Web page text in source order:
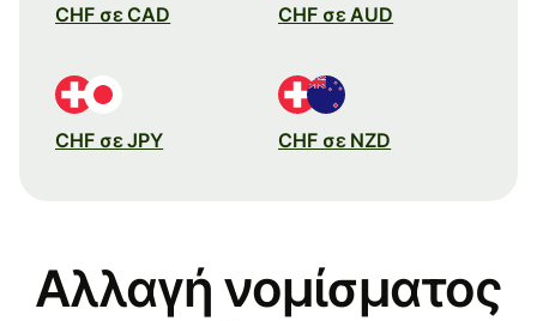
CHF σε CAD CHF σε AUD
CHF σε JPY CHF σε NZD
Αλλαγή νομίσματος